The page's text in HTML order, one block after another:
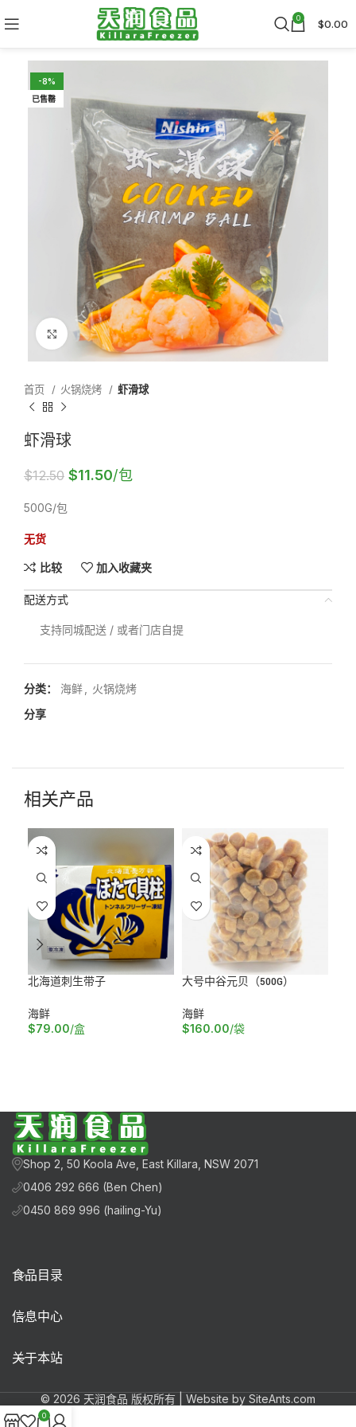
0 $0.00
-8%
已售罄
Click to enlarge
首页 火锅烧烤 虾滑球
虾滑球
$12.50 $11.50/包
500G/包
无货
比较 加入收藏夹
配送方式
支持同城配送 / 或者门店自提
分类： 海鲜
火锅烧烤
分享
相关产品
北海道刺生带子
海鲜
$79.00/盒
大号中谷元贝（500G）
海鲜
$160.00/袋
Shop 2, 50 Koola Ave, East Killara, NSW 2071
0406 292 666 (Ben Chen)
0450 869 996 (hailing-Yu)
食品目录
信息中心
关于本站
© 2026 天润食品 版权所有 | Website by SiteAnts.com
0